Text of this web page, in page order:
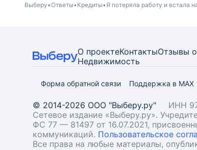
Выберу Ответы Кредиты Я потеряла работу и встала
О проектеКонтактыОтзывы
Недвижимость
Форма обратной связи Поддержка в MAX
© 2014-2026 ООО "Выберу.ру"
ИНН
Сетевое издание «Выберу.ру».
ФС 77 — 81497 от 16.07.2021,
коммуникаций. Пользовательское
Все права на любые материалы,